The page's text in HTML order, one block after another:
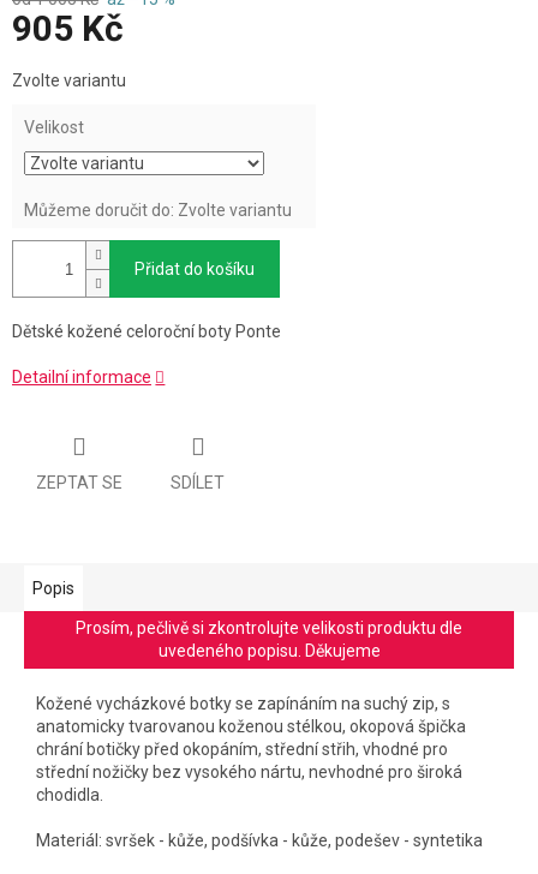
905 Kč
cena:
Zvolte variantu
Velikost
Můžeme doručit do: Zvolte variantu
Přidat do košíku
Dětské kožené celoroční boty Ponte
Detailní informace
ZEPTAT SE SDÍLET
Popis
Prosím, pečlivě si zkontrolujte velikosti produktu dle
uvedeného popisu. Děkujeme
Kožené vycházkové botky se zapínáním na suchý zip, s
anatomicky tvarovanou koženou stélkou, okopová špička
chrání botičky před okopáním, střední střih, vhodné pro
střední nožičky bez vysokého nártu, nevhodné pro široká
chodidla.
Materiál: svršek - kůže, podšívka - kůže, podešev - syntetika